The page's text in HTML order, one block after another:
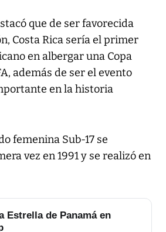
que de ser favorecida
Costa Rica sería el primer
en albergar una Copa
además de ser el evento
en la historia
femenina Sub-17 se
vez en 1991 y se realizó en
Estrella de Panamá en